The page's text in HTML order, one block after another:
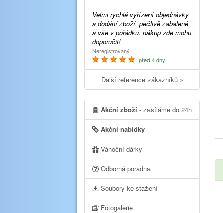
Velmi rychlé vyřízení objednávky
a dodání zboží. pečlivě zabalené
a vše v pořádku. nákup zde mohu
doporučit!
Neregistrovaný
před 4 dny
Další reference zákazníků »
Akční zboží - zasíláme do 24h
Akční nabídky
Vánoční dárky
Odborná poradna
Soubory ke stažení
Fotogalerie